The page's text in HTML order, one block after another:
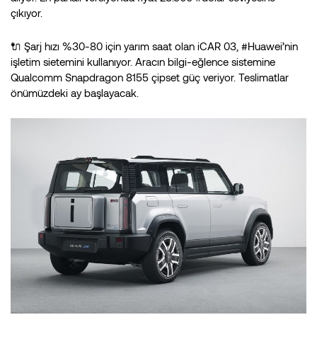
çıkıyor.
🔌 Şarj hızı %30-80 için yarım saat olan iCAR 03, #Huawei’nin
işletim sietemini kullanıyor. Aracın bilgi-eğlence sistemine
Qualcomm Snapdragon 8155 çipset güç veriyor. Teslimatlar
önümüzdeki ay başlayacak.